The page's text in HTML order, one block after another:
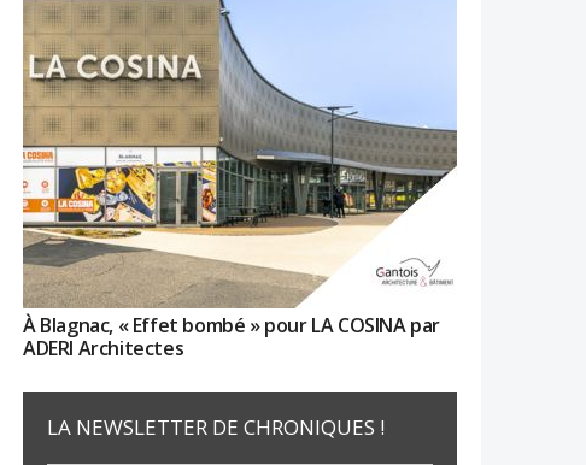
À Blagnac, « Effet bombé » pour LA COSINA par
ADERI Architectes
LA NEWSLETTER DE CHRONIQUES !